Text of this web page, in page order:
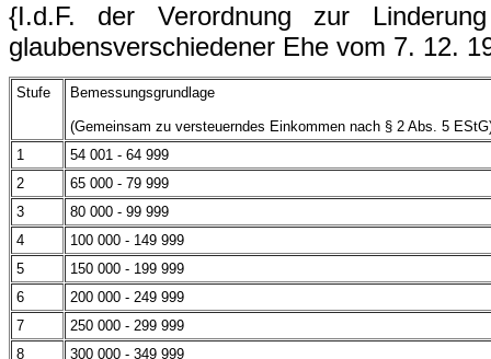
{I.d.F. der Verordnung zur
glaubensverschiedener Ehe vom 7. 12.
Stufe Bemessungsgrundlage
(Gemeinsam zu versteuerndes Einkommen nach § 2 Abs. 5
1
54 001 - 64 999
2
65 000 - 79 999
3
80 000 - 99 999
4
100 000 - 149 999
5
150 000 - 199 999
6
200 000 - 249 999
7
250 000 - 299 999
8
300 000 - 349 999